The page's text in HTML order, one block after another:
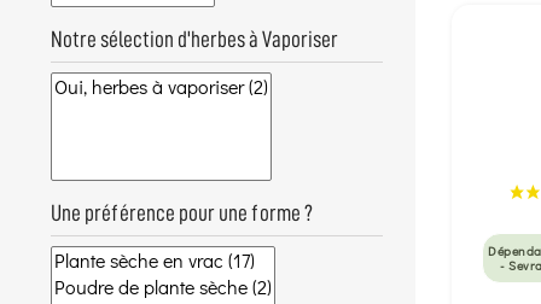
Notre sélection d'herbes à Vaporiser
Une préférence pour une forme ?
-